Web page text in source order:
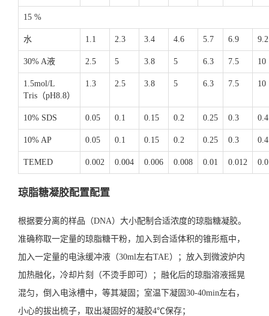
15 %
水 1.1 2.3 3.4 4.6 5.7 6.9 9.2
30% A液 2.5 5 3.8 5 6.3 7.5 10
1.5mol/L
Tris（pH8.8）
1.3 2.5 3.8 5 6.3 7.5 10
10% SDS 0.05 0.1 0.15 0.2 0.25 0.3 0.4
10% AP 0.05 0.1 0.15 0.2 0.25 0.3 0.4
TEMED 0.002 0.004 0.006 0.008 0.01 0.012
琼脂糖凝胶配置配置
根据要分离的样品（DNA）大小配制合适浓度的琼脂糖凝胶。
准确称取一定量的琼脂糖干粉，加入到合适体积的锥形瓶中，
加入一定量的电泳缓冲液（30ml左右TAE）；放入到微波炉内
加热融化，冷却片刻（不烫手即可）；融化后的琼脂溶液摇晃
混匀，倒入电泳槽中，等其凝固；室温下凝固30-40min左右，
小心的拔出梳子，取出凝固好的凝胶4℃保存；